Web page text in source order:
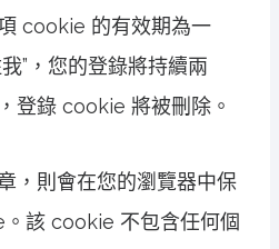
cookie 的有效期為一
”，您的登錄將持續兩
登錄 cookie 將被刪除。
，則會在您的瀏覽器中保
該 cookie 不包含任何個